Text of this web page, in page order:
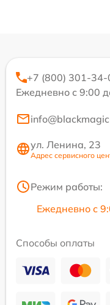
+7 (800) 301-34-
Ежедневно с 9:00
ул. Ленина, 23
Адрес сервисного
Режим работы:
Ежедневно с
Способы оплаты